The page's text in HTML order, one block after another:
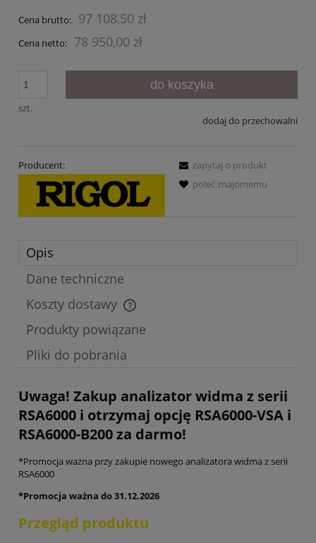
Cena brutto: 97 108,50 zł
Cena netto: 78 950,00 zł
szt.
do koszyka
dodaj do przechowalni
Producent:
zapytaj o produkt
poleć znajomemu
Opis
Dane techniczne
Koszty dostawy
Cena nie zawiera ewentualnych kosztów płatności
Produkty powiązane
Pliki do pobrania
Uwaga! Zakup analizator widma z serii
RSA6000 i otrzymaj opcję RSA6000-VSA i
RSA6000-B200 za darmo!
*Promocja ważna przy zakupie nowego analizatora widma z serii
RSA6000
*Promocja ważna do 31.12.2026
Przegląd produktu